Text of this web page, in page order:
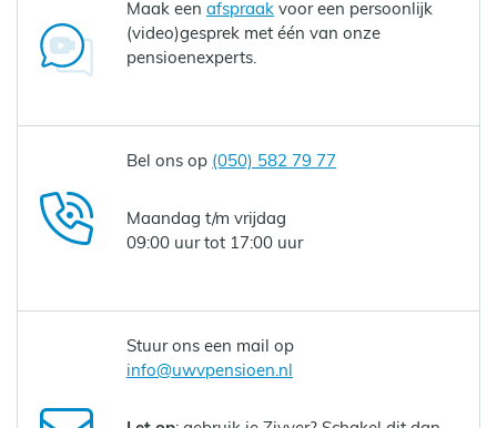
Maak een afspraak voor een persoonlijk
(video)gesprek met één van onze
pensioenexperts.
Bel ons op (050) 582 79 77
Maandag t/m vrijdag
09:00 uur tot 17:00 uur
Stuur ons een mail op
info@uwvpensioen.nl